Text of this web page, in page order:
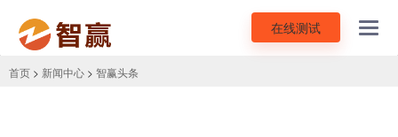
在线测试
首页 > 新闻中心 > 智赢头条